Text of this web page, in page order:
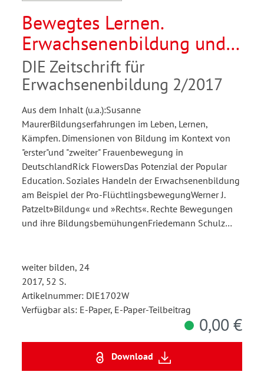
Bewegtes Lernen.
Erwachsenenbildung und
Soziale Bewegungen
DIE Zeitschrift für
Erwachsenenbildung 2/2017
Aus dem Inhalt (u.a.):Susanne
MaurerBildungserfahrungen im Leben, Lernen,
Kämpfen. Dimensionen von Bildung im Kontext von
"erster"und "zweiter" Frauenbewegung in
DeutschlandRick FlowersDas Potenzial der Popular
Education. Soziales Handeln der Erwachsenenbildung
am Beispiel der Pro-FlüchtlingsbewegungWerner J.
Patzelt»Bildung« und »Rechts«. Rechte Bewegungen
und ihre BildungsbemühungenFriedemann Schulz…
weiter bilden, 24
2017, 52 S.
Artikelnummer: DIE1702W
Verfügbar als: E-Paper, E-Paper-Teilbeitrag
0,00 €
Download